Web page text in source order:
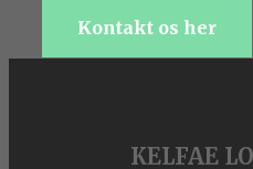
Kontakt os her
KELFAE